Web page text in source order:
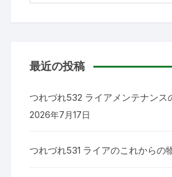
最近の投稿
つれづれ532 ライアメンテナンス
2026年7月17日
つれづれ531 ライアのこれからの